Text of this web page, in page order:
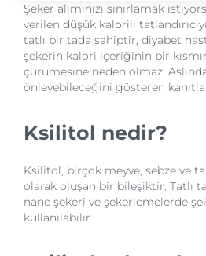
Şeker alımınızı sınırlamak
verilen düşük kalorili
tatlı bir tada sahiptir, diyabet
şekerin kalori içeriğinin bir
çürümesine neden olmaz.
önleyebileceğini gösteren
Ksilitol nedir?
Ksilitol, birçok meyve, sebze ve
olarak oluşan bir bileşiktir. Tatlı
nane şekeri ve şekerlemelerde
kullanılabilir.